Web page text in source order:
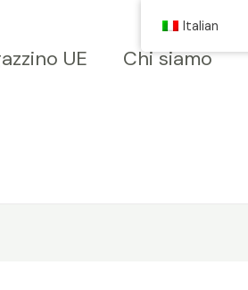
UE Chi siamo
Italian